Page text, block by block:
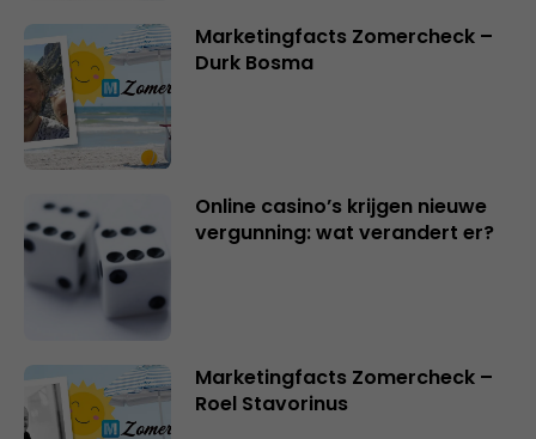
Marketingfacts Zomercheck –
Durk Bosma
Online casino’s krijgen nieuwe
vergunning: wat verandert er?
Marketingfacts Zomercheck –
Roel Stavorinus